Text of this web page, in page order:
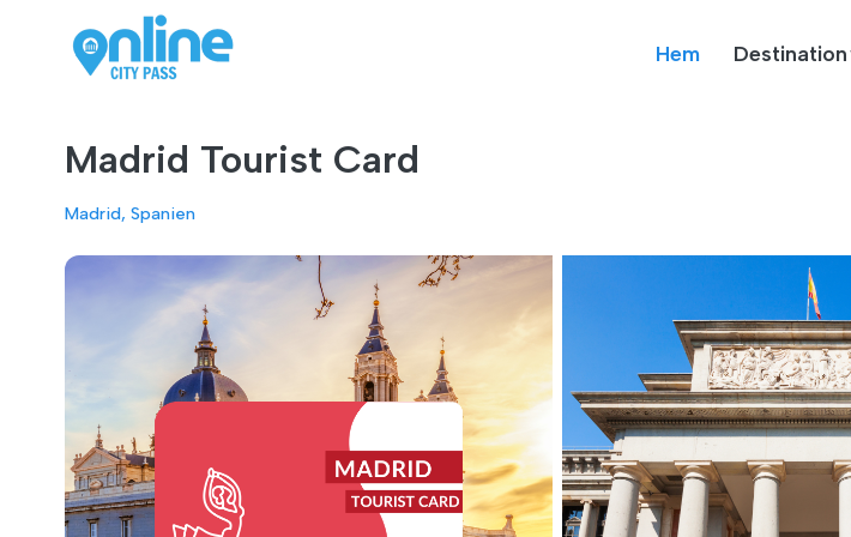
Hem Destination
Madrid Tourist Card
Madrid, Spanien